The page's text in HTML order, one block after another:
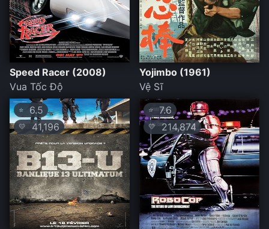
Speed Racer (2008)
Vua Tốc Độ
Yojimbo (1961)
Vệ Sĩ
⭐ 6.5
💛41,196
⭐7.6
💛214,874